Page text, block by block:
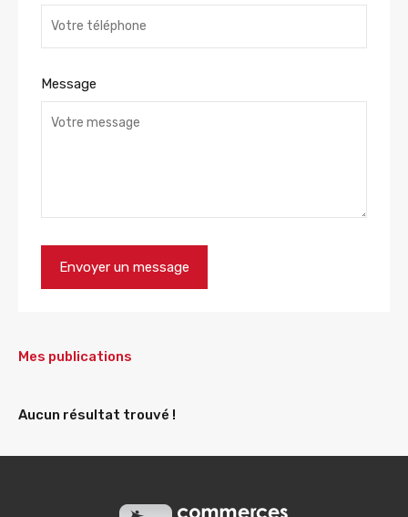
Message
Mes publications
Aucun résultat trouvé !